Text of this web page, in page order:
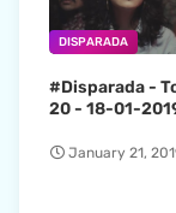
DISPARADA
#Disparada -
20 - 18-01-
January 21,